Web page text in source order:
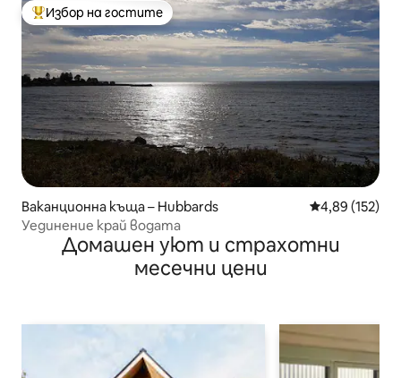
Най-популярен избор на гостите
Избор на гостите
Ваканционна къща – Hubbards Средна
4,89 (152)
Уединение край водата
Домашен уют и страхотни
месечни цени